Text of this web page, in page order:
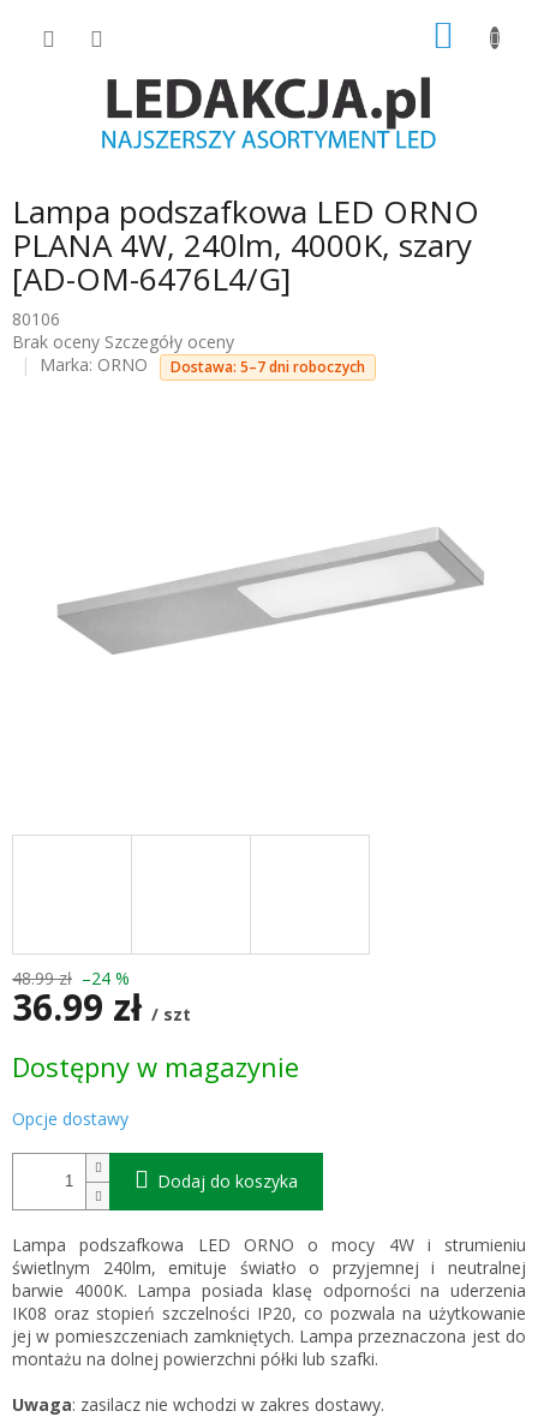
Lampa podszafkowa LED ORNO
PLANA 4W, 240lm, 4000K, szary
[AD-OM-6476L4/G]
80106
Średnia
ocena
Brak oceny Szczegóły oceny
Marka: ORNO Dostawa: 5–7 dni roboczych
48.99 zł –24 %
36.99 zł / szt
jednostkowa:
Dostępny w magazynie
Opcje dostawy
Dodaj do koszyka
Lampa podszafkowa LED ORNO o mocy 4W i strumieniu
świetlnym 240lm, emituje światło o przyjemnej i neutralnej
barwie 4000K. Lampa posiada klasę odporności na uderzenia
IK08 oraz stopień szczelności IP20, co pozwala na użytkowanie
jej w pomieszczeniach zamkniętych. Lampa przeznaczona jest do
montażu na dolnej powierzchni półki lub szafki.
Uwaga: zasilacz nie wchodzi w zakres dostawy.